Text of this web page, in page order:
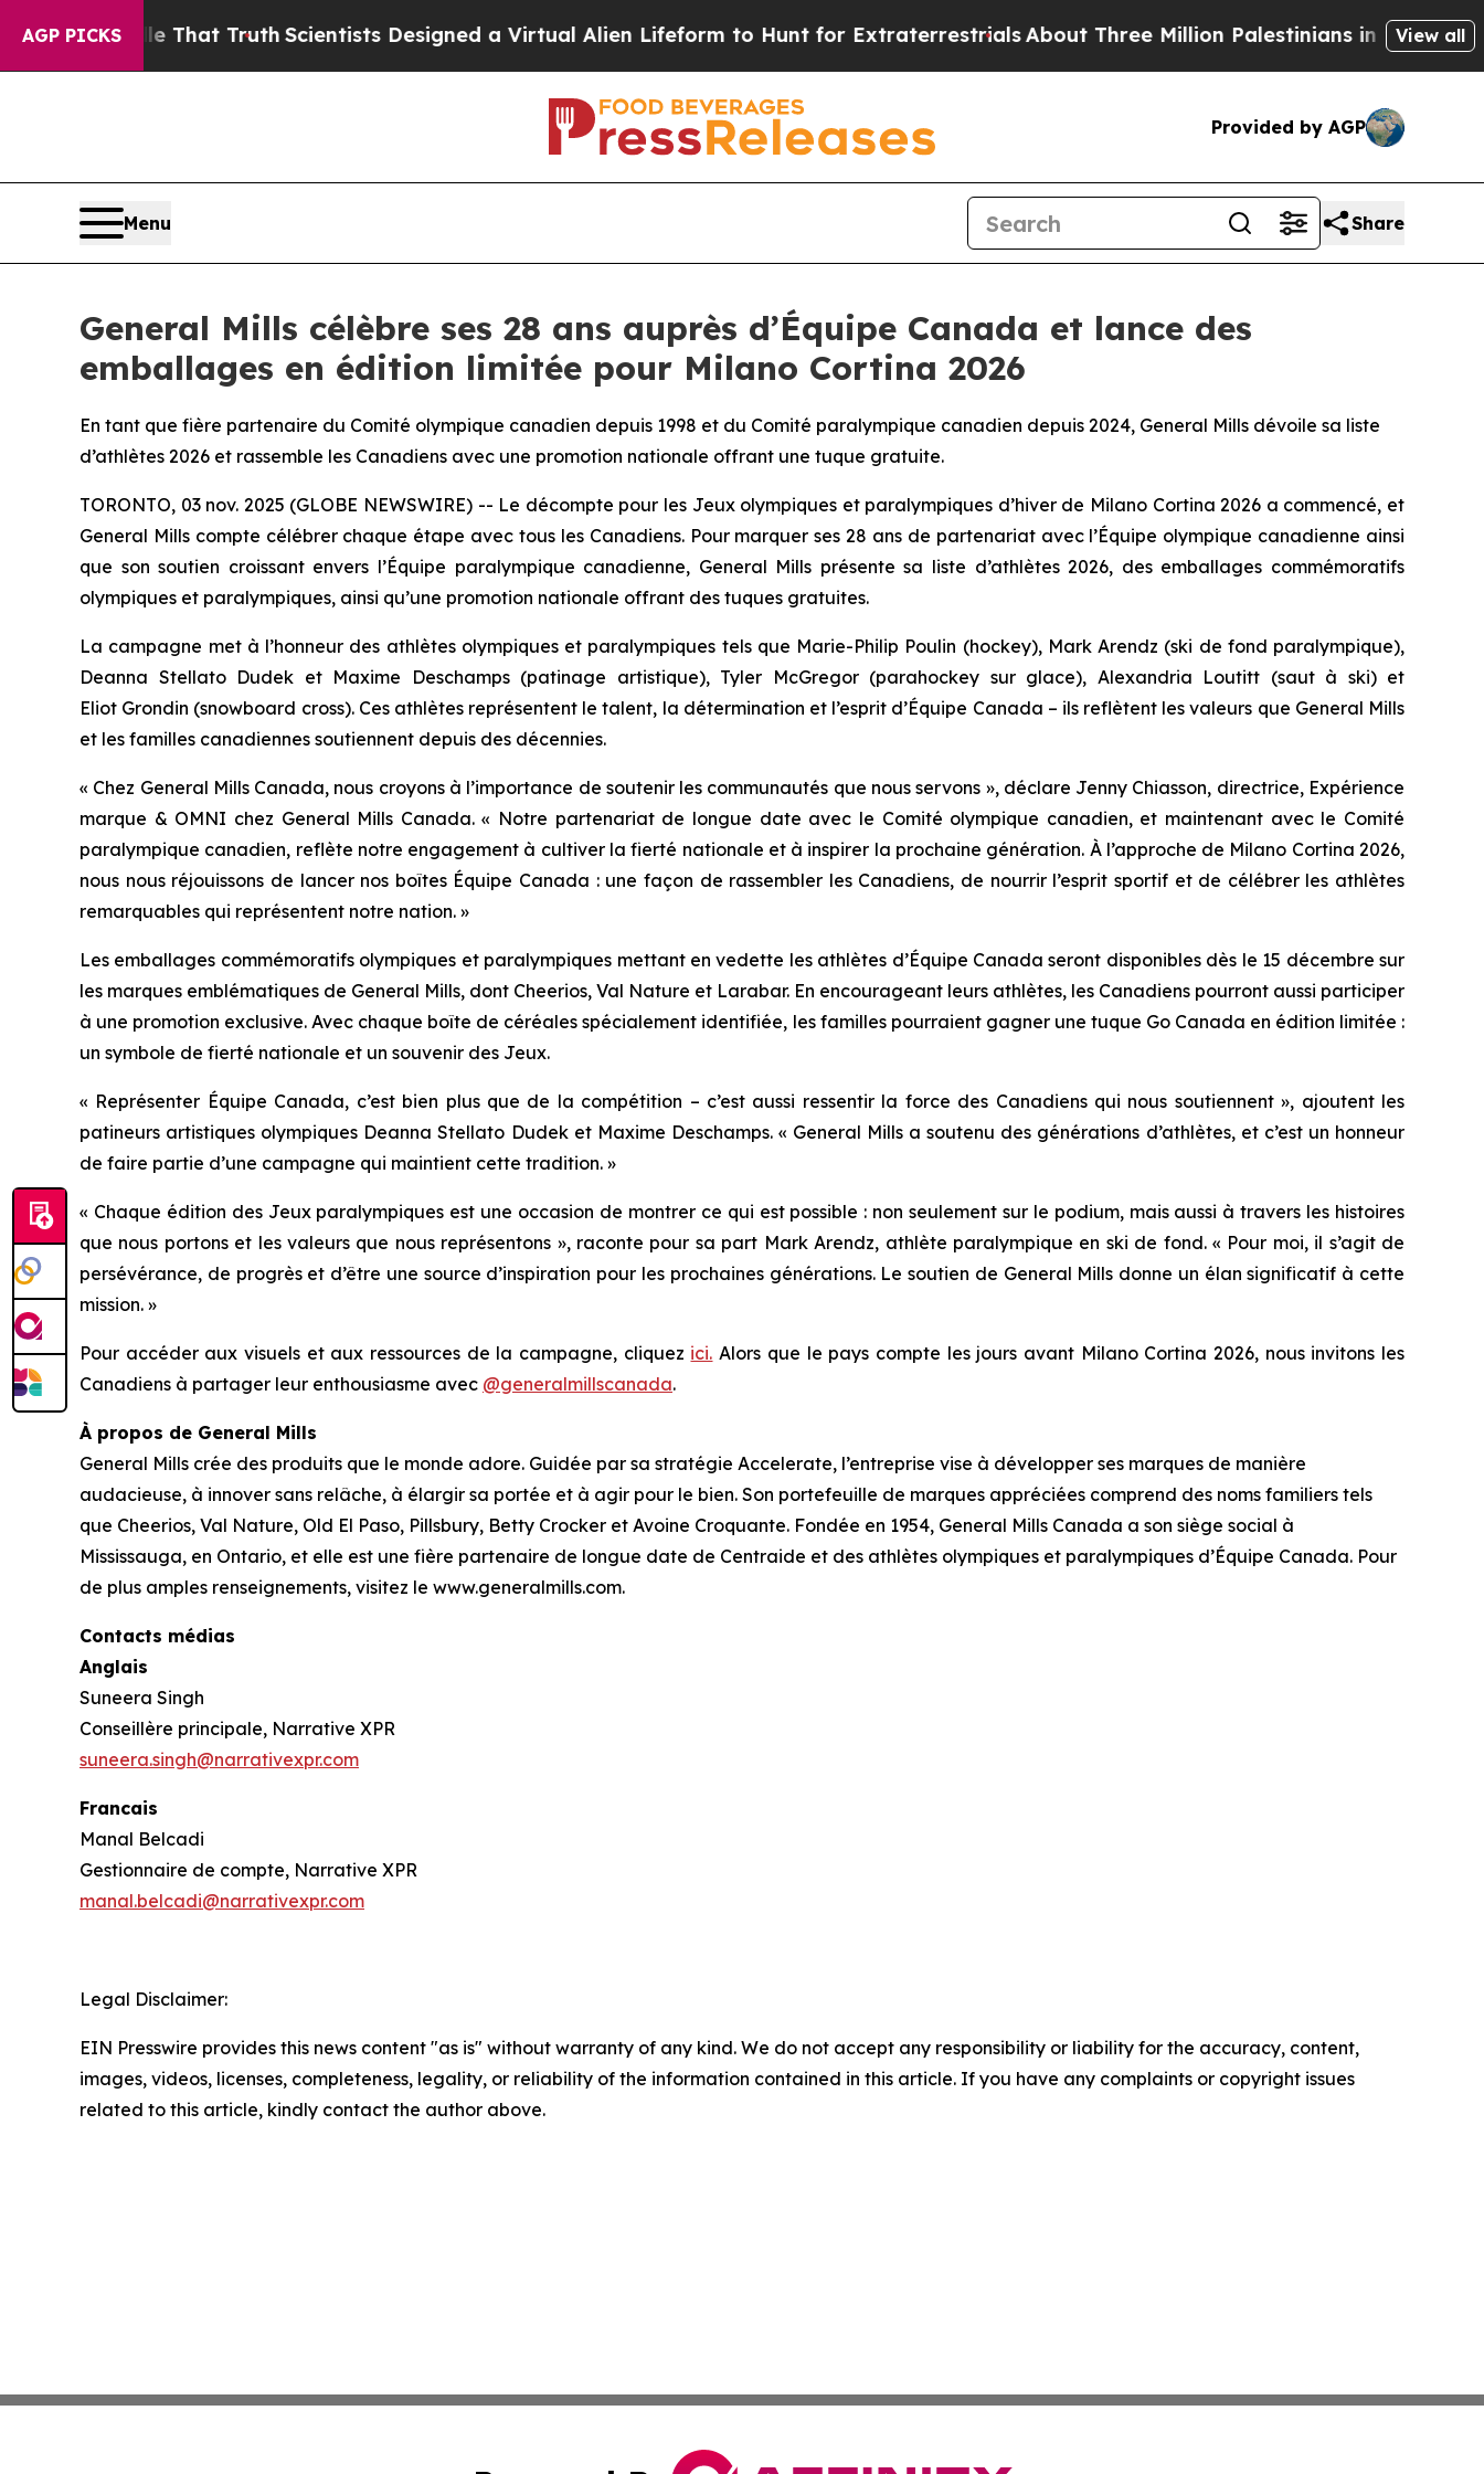
AGP PICKS
Handle That TruthScientists Designed a Virtual Alien Lifeform to Hunt for ExtraterrestrialsAbout Three Million Palestinians in the West Bank
View all
Provided by AGP
Menu Share
General Mills célèbre ses 28 ans auprès d’Équipe Canada et lance des
emballages en édition limitée pour Milano Cortina 2026
En tant que fière partenaire du Comité olympique canadien depuis 1998 et du Comité paralympique canadien depuis 2024, General Mills dévoile sa liste
d’athlètes 2026 et rassemble les Canadiens avec une promotion nationale offrant une tuque gratuite.
TORONTO, 03 nov. 2025 (GLOBE NEWSWIRE) -- Le décompte pour les Jeux olympiques et paralympiques d’hiver de Milano Cortina 2026 a commencé, et
General Mills compte célébrer chaque étape avec tous les Canadiens. Pour marquer ses 28 ans de partenariat avec l’Équipe olympique canadienne ainsi
que son soutien croissant envers l’Équipe paralympique canadienne, General Mills présente sa liste d’athlètes 2026, des emballages commémoratifs
olympiques et paralympiques, ainsi qu’une promotion nationale offrant des tuques gratuites.
La campagne met à l’honneur des athlètes olympiques et paralympiques tels que Marie-Philip Poulin (hockey), Mark Arendz (ski de fond paralympique),
Deanna Stellato Dudek et Maxime Deschamps (patinage artistique), Tyler McGregor (parahockey sur glace), Alexandria Loutitt (saut à ski) et
Eliot Grondin (snowboard cross). Ces athlètes représentent le talent, la détermination et l’esprit d’Équipe Canada – ils reflètent les valeurs que General Mills
et les familles canadiennes soutiennent depuis des décennies.
« Chez General Mills Canada, nous croyons à l’importance de soutenir les communautés que nous servons », déclare Jenny Chiasson, directrice, Expérience
marque & OMNI chez General Mills Canada. « Notre partenariat de longue date avec le Comité olympique canadien, et maintenant avec le Comité
paralympique canadien, reflète notre engagement à cultiver la fierté nationale et à inspirer la prochaine génération. À l’approche de Milano Cortina 2026,
nous nous réjouissons de lancer nos boîtes Équipe Canada : une façon de rassembler les Canadiens, de nourrir l’esprit sportif et de célébrer les athlètes
remarquables qui représentent notre nation. »
Les emballages commémoratifs olympiques et paralympiques mettant en vedette les athlètes d’Équipe Canada seront disponibles dès le 15 décembre sur
les marques emblématiques de General Mills, dont Cheerios, Val Nature et Larabar. En encourageant leurs athlètes, les Canadiens pourront aussi participer
à une promotion exclusive. Avec chaque boîte de céréales spécialement identifiée, les familles pourraient gagner une tuque Go Canada en édition limitée :
un symbole de fierté nationale et un souvenir des Jeux.
« Représenter Équipe Canada, c’est bien plus que de la compétition – c’est aussi ressentir la force des Canadiens qui nous soutiennent », ajoutent les
patineurs artistiques olympiques Deanna Stellato Dudek et Maxime Deschamps. « General Mills a soutenu des générations d’athlètes, et c’est un honneur
de faire partie d’une campagne qui maintient cette tradition. »
« Chaque édition des Jeux paralympiques est une occasion de montrer ce qui est possible : non seulement sur le podium, mais aussi à travers les histoires
que nous portons et les valeurs que nous représentons », raconte pour sa part Mark Arendz, athlète paralympique en ski de fond. « Pour moi, il s’agit de
persévérance, de progrès et d’être une source d’inspiration pour les prochaines générations. Le soutien de General Mills donne un élan significatif à cette
mission. »
Pour accéder aux visuels et aux ressources de la campagne, cliquez ici. Alors que le pays compte les jours avant Milano Cortina 2026, nous invitons les
Canadiens à partager leur enthousiasme avec @generalmillscanada.
À propos de General Mills
General Mills crée des produits que le monde adore. Guidée par sa stratégie Accelerate, l’entreprise vise à développer ses marques de manière
audacieuse, à innover sans relâche, à élargir sa portée et à agir pour le bien. Son portefeuille de marques appréciées comprend des noms familiers tels
que Cheerios, Val Nature, Old El Paso, Pillsbury, Betty Crocker et Avoine Croquante. Fondée en 1954, General Mills Canada a son siège social à
Mississauga, en Ontario, et elle est une fière partenaire de longue date de Centraide et des athlètes olympiques et paralympiques d’Équipe Canada. Pour
de plus amples renseignements, visitez le www.generalmills.com.
Contacts médias
Anglais
Suneera Singh
Conseillère principale, Narrative XPR
suneera.singh@narrativexpr.com
Francais
Manal Belcadi
Gestionnaire de compte, Narrative XPR
manal.belcadi@narrativexpr.com
Legal Disclaimer:
EIN Presswire provides this news content "as is" without warranty of any kind. We do not accept any responsibility or liability for the accuracy, content,
images, videos, licenses, completeness, legality, or reliability of the information contained in this article. If you have any complaints or copyright issues
related to this article, kindly contact the author above.